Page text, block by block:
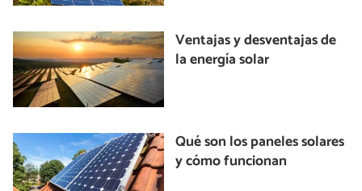
Ventajas y desventajas de
la energía solar
Qué son los paneles solares
y cómo funcionan